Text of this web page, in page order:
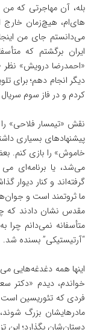
بله، آن مهاجرتی که
های‌ام، هیچ‌زمان خارج
می‌دانستم جای من
ایران برگشتم که
«احمدرضا درویش» نظر
دیگر انجام دهم؛ برای
کردم و در فاز سوم
نقش «تیمسار فلاحی»
پیشنهادهای بسیاری
خاموش» را بازی کنم.
می‌شد، یا برنامه‌ای
گرفته‌اند و کنار دیوار
مقدس نشان دادند که
متأسفانه نمی‌دانم
“آرتیستیکی” بسنده شد.
اینها همه دغدغه‌هایی
خواندم، دیدم «دکتر
فردی که تئوریسین است
مادرهایشان بزرگ
دستان‌شان بگذارد؛ این